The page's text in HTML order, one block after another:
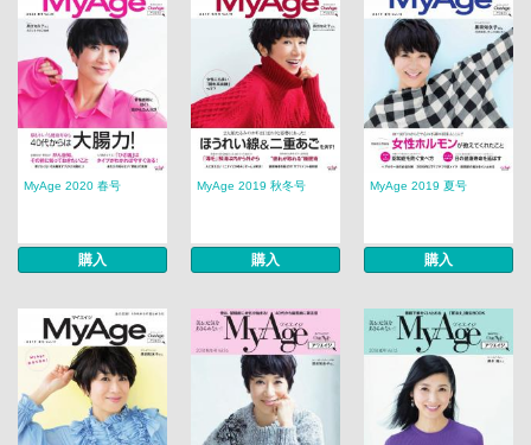
MyAge 2020 春号
購入
MyAge 2019 秋冬号
購入
MyAge 2019 夏号
購入